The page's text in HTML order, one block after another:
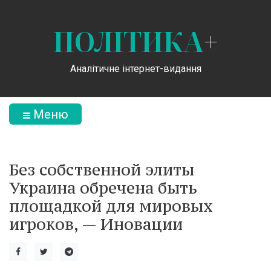
ПОЛІТИКА+
Аналітичне інтернет-видання
Меню
Без собственной элиты
Украина обречена быть
площадкой для мировых
игроков, — Иновации